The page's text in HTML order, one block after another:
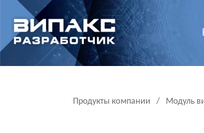
Продукты компании / Модуль